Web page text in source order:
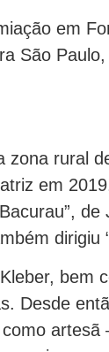
em
São
zona rural
em
dirigiu
bem
Desde
artesã